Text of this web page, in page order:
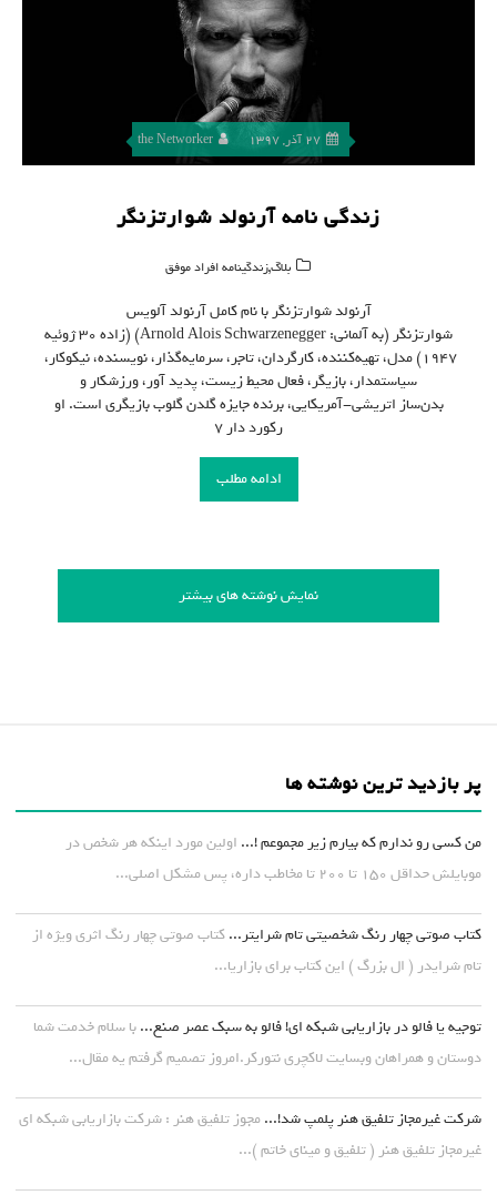
27 آذر, 1397 the Networker
زندگی نامه آرنولد شوارتزنگر
بلاگ,زندگینامه افراد موفق
آرنولد شوارتزنگر با نام کامل آرنولد آلویس
شوارتزنگر (به آلمانی: Arnold Alois Schwarzenegger) (زاده ۳۰ ژوئیه
۱۹۴۷) مدل، تهیه‌کننده، کارگردان، تاجر، سرمایه‌گذار، نویسنده، نیکوکار،
سیاستمدار، بازیگر، فعال محیط زیست، پدید آور، ورزشکار و
بدن‌ساز اتریشی-آمریکایی، برنده جایزه گلدن گلوب بازیگری است. او
رکورد دار ۷
ادامه مطلب
نمایش نوشته های بیشتر
پر بازدید ترین نوشته ها
من کسی رو ندارم که بیارم زیر مجموعم !... اولین مورد اینکه هر شخص در
موبایلش حداقل ۱۵۰ تا ۲۰۰ تا مخاطب داره، پس مشکل اصلی...
کتاب صوتی چهار رنگ شخصیتی تام شرایتر... کتاب صوتی چهار رنگ اثری ویژه از
تام شرایدر ( ال بزرگ ) این کتاب برای بازاریا...
توجیه یا فالو در بازاریابی شبکه ای! فالو به سبک عصر صنع... با سلام خدمت شما
دوستان و همراهان وبسایت لاکچری نتورکر.امروز تصمیم گرفتم یه مقال...
شرکت غیرمجاز تلفیق هنر پلمپ شد!... مجوز تلفیق هنر : شرکت بازاریابی شبکه ای
غیرمجاز تلفیق هنر ( تلفیق و مینای خاتم )...